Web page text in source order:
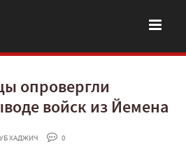
опровергли
войск из Йемена
ХАДЖИЧ 0